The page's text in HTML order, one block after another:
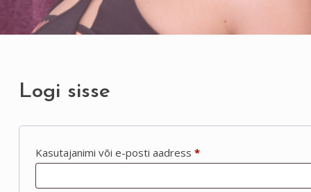
Logi sisse
Kasutajanimi või e-posti aadress *Nõutud